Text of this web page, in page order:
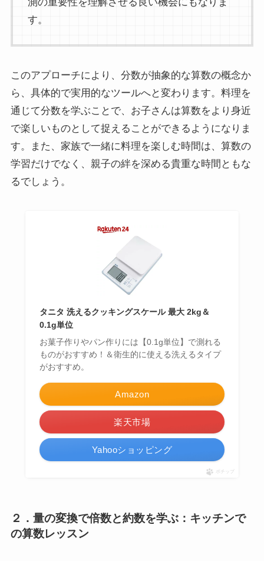
す。
このアプローチにより、分数が抽象的な算数の概念か
ら、具体的で実用的なツールへと変わります。料理を
通じて分数を学ぶことで、お子さんは算数をより身近
で楽しいものとして捉えることができるようになりま
す。また、家族で一緒に料理を楽しむ時間は、算数の
学習だけでなく、親子の絆を深める貴重な時間ともな
るでしょう。
タニタ 洗えるクッキングスケール 最大 2kg＆
0.1g単位
お菓子作りやパン作りには【0.1g単位】で測れる
ものがおすすめ！＆衛生的に使える洗えるタイプ
がおすすめ。
Amazon
楽天市場
Yahooショッピング
ポチップ
２．量の変換で倍数と約数を学ぶ：キッチンで
の算数レッスン